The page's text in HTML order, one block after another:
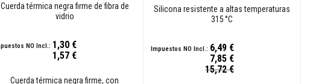
Cuerda térmica negra firme de fibra de
vidrio
1,57 €
1,30 €
Cuerda térmica negra firme, con
Silicona resistente a altas temperaturas
315 °C
7,85 €
6,49 €
15,72 €